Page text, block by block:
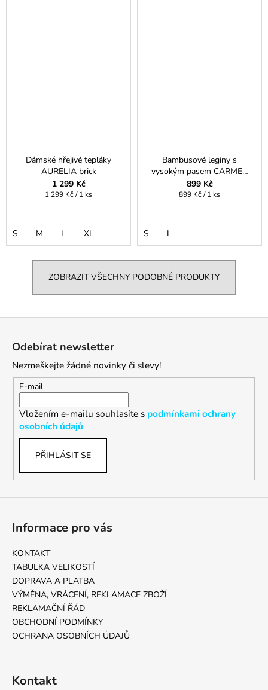
Dámské hřejivé tepláky
AURELIA brick
1 299 Kč
Měrná
1 299 Kč / 1 ks
S M L XL
Bambusové leginy s
vysokým pasem CARMEN
gray
899 Kč
Měrná
899 Kč / 1 ks
S L
ZOBRAZIT VŠECHNY PODOBNÉ PRODUKTY
Odebírat newsletter
Nezmeškejte žádné novinky či slevy!
E-mail
Vložením e-mailu souhlasíte s podmínkami ochrany
osobních údajů
PŘIHLÁSIT SE
Informace pro vás
KONTAKT
TABULKA VELIKOSTÍ
DOPRAVA A PLATBA
VÝMĚNA, VRÁCENÍ, REKLAMACE ZBOŽÍ
REKLAMAČNÍ ŘÁD
OBCHODNÍ PODMÍNKY
OCHRANA OSOBNÍCH ÚDAJŮ
Kontakt